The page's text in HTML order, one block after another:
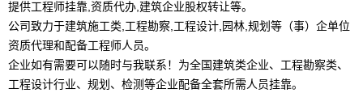
提供工程师挂靠,资质代办,建筑企业股权转让等。
公司致力于建筑施工类,工程勘察,工程设计,园林,规划等（事）企单位
资质代理和配备工程师人员。
企业如有需要可以随时与我联系！为全国建筑类企业、工程勘察类、
工程设计行业、规划、检测等企业配备全套所需人员挂靠。